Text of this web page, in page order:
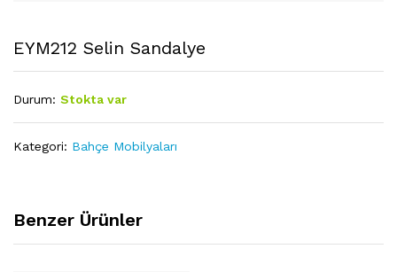
EYM212 Selin Sandalye
Durum: Stokta var
Kategori: Bahçe Mobilyaları
Benzer Ürünler